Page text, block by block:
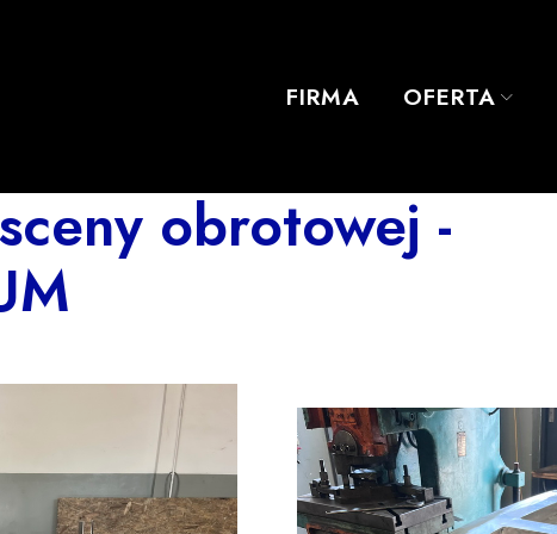
FIRMA OFERTA
obrotowej -